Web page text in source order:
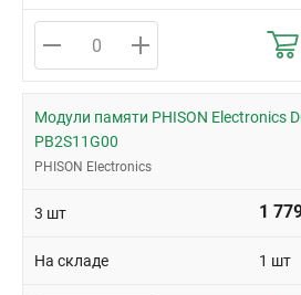
Модули памяти PHISON Electronics
PB2S11G00
PHISON Electronics
3 шт 1
На складе 1 шт